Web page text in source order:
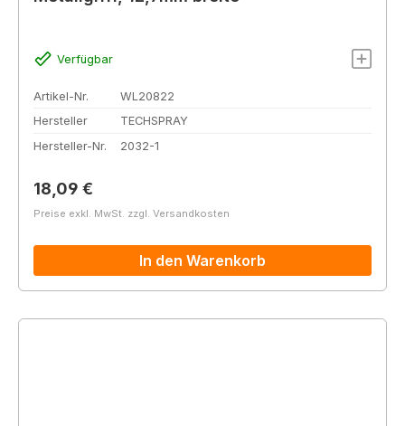
Verfügbar
Artikel-Nr.
WL20822
Hersteller
TECHSPRAY
Hersteller-Nr.
2032-1
Regulärer Preis:
18,09 €
Preise exkl. MwSt. zzgl. Versandkosten
In den Warenkorb